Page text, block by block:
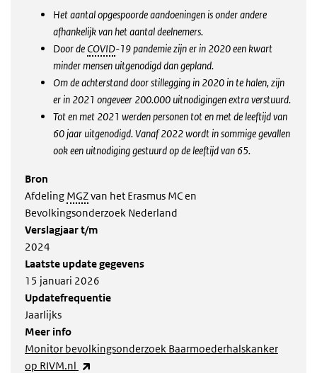
Het aantal opgespoorde aandoeningen is onder andere
afhankelijk van het aantal deelnemers.
Door de COVID-19 pandemie zijn er in 2020 een kwart
minder mensen uitgenodigd dan gepland.
Om de achterstand door stillegging in 2020 in te halen, zijn
er in 2021 ongeveer 200.000 uitnodigingen extra verstuurd.
Tot en met 2021 werden personen tot en met de leeftijd van
60 jaar uitgenodigd. Vanaf 2022 wordt in sommige gevallen
ook een uitnodiging gestuurd op de leeftijd van 65.
Bron
Afdeling MGZvan het Erasmus MC en
Bevolkingsonderzoek Nederland
Verslagjaar t/m
2024
Laatste update gegevens
15 januari 2026
Updatefrequentie
Jaarlijks
Meer info
Monitor bevolkingsonderzoek Baarmoederhalskanker
op RIVM.nl